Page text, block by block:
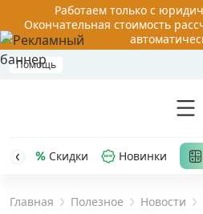
Работаем только с
Окончательная стоимость
Помощь
Акции
Скидки Новинки
Главная Полезное Новости